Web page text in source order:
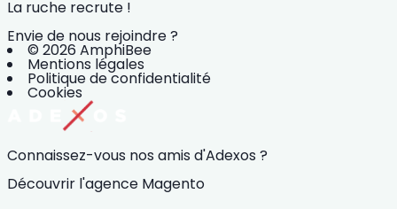
La ruche recrute !
Envie de nous rejoindre ?
© 2026 AmphiBee
Mentions légales
Politique de confidentialité
Cookies
Connaissez-vous nos amis d'Adexos ?
Découvrir l'agence Magento